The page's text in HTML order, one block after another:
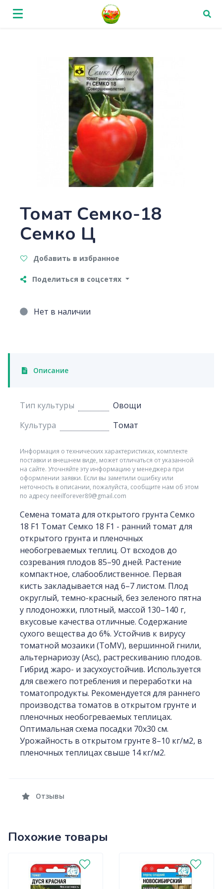
Томат Семко-18
Семко Ц
Добавить в избранное
Поделиться в соцсетях
Нет в наличии
Описание
Тип культуры
Овощи
Культура
Томат
Информация о технических характеристиках, комплекте
поставки и внешнем виде, может отличаться от указанной
на сайте. Уточняйте эту информацию у менеджера при
оформлении заявки. Если вы заметили ошибку или
неточность в описании, пожалуйста, сообщите нам об этом
по адресу neeilforever89@gmail.com
Семена томата для открытого грунта Семко
18 F1 Томат Семко 18 F1 - ранний томат для
открытого грунта и пленочных
необогреваемых теплиц. От всходов до
созревания плодов 85–90 дней. Растение
компактное, слабооблиственное. Первая
кисть закладывается над 6–7 листом. Плод
округлый, темно-красный, без зеленого пятна
у плодоножки, плотный, массой 130–140 г,
вкусовые качества отличные. Содержание
сухого вещества до 6%. Устойчив к вирусу
томатной мозаики (ToMV), вершинной гнили,
альтернариозу (Asc), растрескиванию плодов.
Гибрид жаро- и засухоустойчив. Используется
для свежего потребления и переработки на
томатопродукты. Рекомендуется для раннего
производства томатов в открытом грунте и
пленочных необогреваемых теплицах.
Оптимальная схема посадки 70х30 см.
Урожайность в открытом грунте 8–10 кг/м2, в
пленочных теплицах свыше 14 кг/м2.
Отзывы
Похожие товары